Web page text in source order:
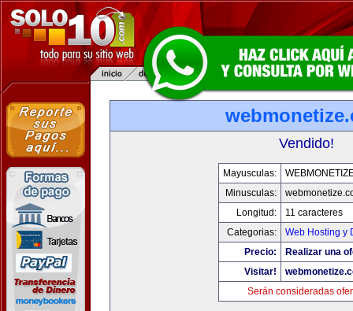
Vendido!
Mayusculas:
Minusculas:
Longitud:
11 caracteres
Categorias:
Web Hosting y
Precio:
Realizar una
Visitar!
Serán consideradas